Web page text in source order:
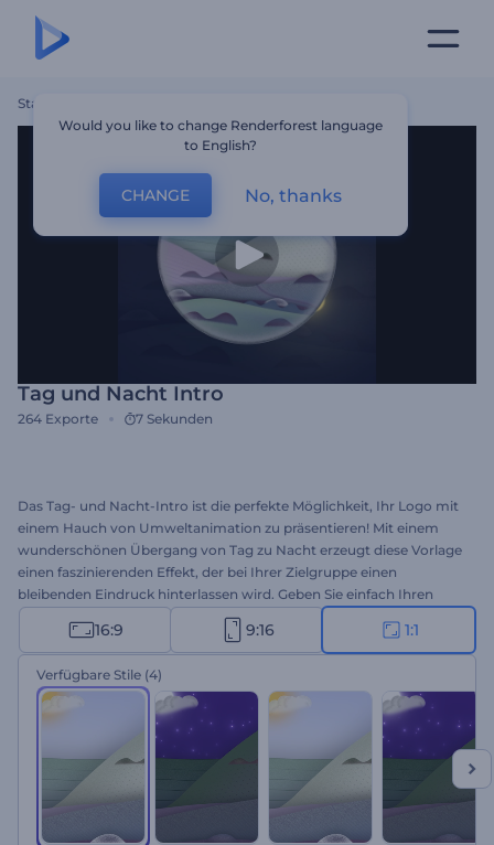
Startseite
Tag und Nacht Intro
264 Exporte 7 Sekunden
Das Tag- und Nacht-Intro ist die perfekte Möglichkeit, Ihr Logo mit
einem Hauch von Umweltanimation zu präsentieren! Mit einem
wunderschönen Übergang von Tag zu Nacht erzeugt diese Vorlage
einen faszinierenden Effekt, der bei Ihrer Zielgruppe einen
bleibenden Eindruck hinterlassen wird. Geben Sie einfach Ihren
Slogan ein, fügen Sie Ihr Logo hinzu, und sehen Sie zu, wie es mit
natürlichen Effekten und Übergängen zum Leben erwacht. Die
Vorlage eignet sich perfekt für Werbespots von Wildlife-Kanälen,
TV-Spots, Präsentationseinleitungen, geografische Intros oder
Outros und vieles mehr. Probieren Sie es noch heute aus und
bringen Sie Ihr Logo in neue Dimensionen!
16:9 9:16 1:1
Verfügbare Stile (4)
Would you like to change Renderforest language
to English?
CHANGE No, thanks